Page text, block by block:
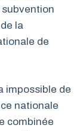
subvention
la
de
impossible de
nationale
combinée